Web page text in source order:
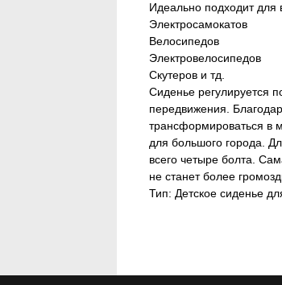
Идеально подходит для
Электросамокатов
Велосипедов
Электровелосипедов
Скутеров и тд.
Сиденье регулируется
передвижения.
трансформироваться в
для большого города.
всего четыре болта.
не станет более
Тип: Детское сиденье